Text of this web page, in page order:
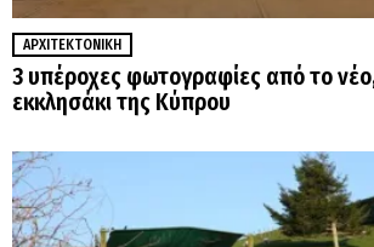
ΑΡΧΙΤΕΚΤΟΝΙΚΉ
3 υπέροχες φωτογραφίες από το νέο,
εκκλησάκι της Κύπρου